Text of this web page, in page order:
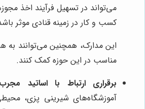
می‌تواند در تسهیل فرآیند اخذ
کسب و کار در زمینه قنادی موثر
این مدارک، همچنین می‌توانند به
مناسب در این حوزه کمک کنند.
برقراری ارتباط با اساتید
آموزشگاه‌های شیرینی پزی،